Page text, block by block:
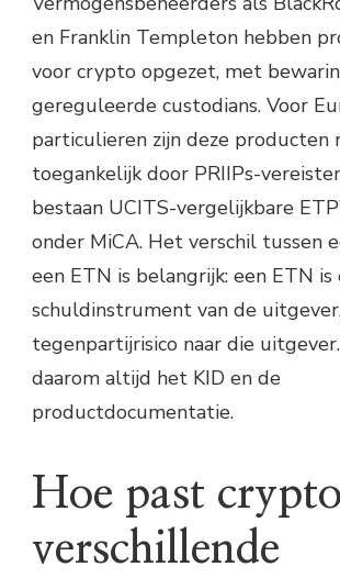
en Franklin Templeton hebben
voor crypto opgezet, met
gereguleerde custodians. Voor
particulieren zijn deze producten
toegankelijk door PRIIPs-
bestaan UCITS-vergelijkbare
onder MiCA. Het verschil tussen
een ETN is belangrijk: een ETN is
schuldinstrument van de
tegenpartijrisico naar die
daarom altijd het KID en de
productdocumentatie.
Hoe past
verschillende